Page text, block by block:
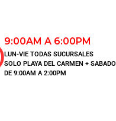
9:00AM A 6:00PM
LUN-VIE TODAS SUCURSALES
SOLO PLAYA DEL CARMEN + SABADO
DE 9:00AM A 2:00PM